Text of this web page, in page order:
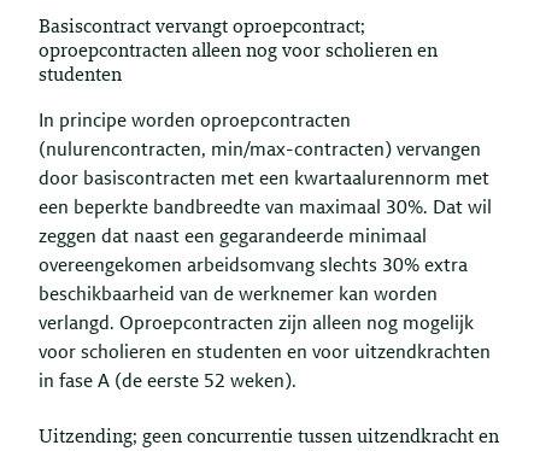
Basiscontract vervangt oproepcontract;
oproepcontracten alleen nog voor scholieren en
studenten
In principe worden oproepcontracten
(nulurencontracten, min/max-contracten) vervangen
door basiscontracten met een kwartaalurennorm met
een beperkte bandbreedte van maximaal 30%. Dat wil
zeggen dat naast een gegarandeerde minimaal
overeengekomen arbeidsomvang slechts 30% extra
beschikbaarheid van de werknemer kan worden
verlangd. Oproepcontracten zijn alleen nog mogelijk
voor scholieren en studenten en voor uitzendkrachten
in fase A (de eerste 52 weken).
Uitzending; geen concurrentie tussen uitzendkracht en